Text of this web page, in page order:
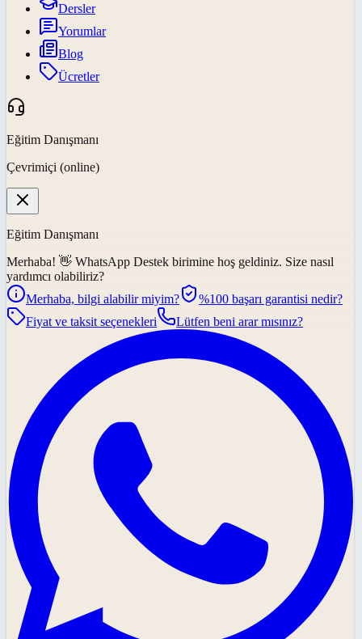
Dersler
Yorumlar
Blog
Ücretler
Eğitim Danışmanı
Çevrimiçi (online)
Eğitim Danışmanı
Merhaba! 👋 WhatsApp Destek birimine hoş geldiniz. Size nasıl
yardımcı olabiliriz?
Merhaba, bilgi alabilir miyim?
%100 başarı garantisi nedir?
Fiyat ve taksit seçenekleri
Lütfen beni arar mısınız?